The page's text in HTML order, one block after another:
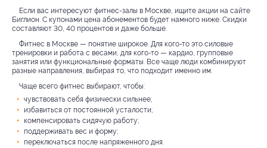
Если вас интересуют фитнес-залы в Москве, ищите акции на сайте
Биглион. С купонами цена абонементов будет намного ниже. Скидки
составляют 30, 40 процентов и даже больше.
Фитнес в Москве — понятие широкое. Для кого-то это силовые
тренировки и работа с весами, для кого-то — кардио, групповые
занятия или функциональные форматы. Все чаще люди комбинируют
разные направления, выбирая то, что подходит именно им.
Чаще всего фитнес выбирают, чтобы:
чувствовать себя физически сильнее;
избавиться от постоянной усталости;
компенсировать сидячую работу;
поддерживать вес и форму;
переключаться после напряженного дня.